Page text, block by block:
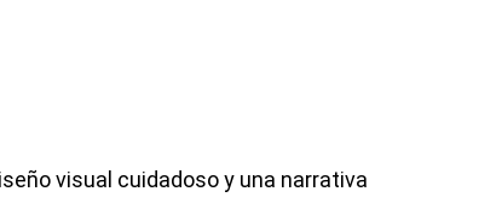
visual cuidadoso y una narrativa